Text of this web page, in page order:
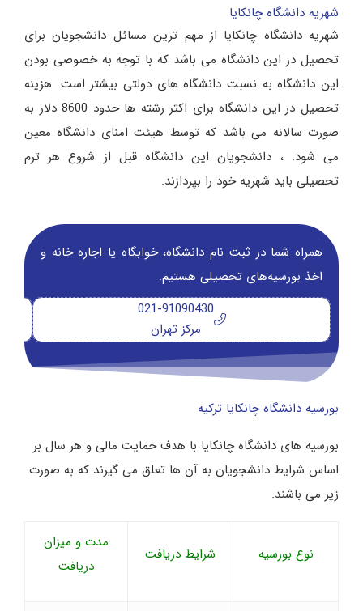
شهریه دانشگاه چانکایا
شهریه دانشگاه چانکایا از مهم ترین مسائل دانشجویان برای
تحصیل در این دانشگاه می باشد که با توجه به خصوصی بودن
این دانشگاه به نسبت دانشگاه های دولتی بیشتر است. هزینه
تحصیل در این دانشگاه برای اکثر رشته ها حدود 8600 دلار به
صورت سالانه می باشد که توسط هیئت امنای دانشگاه معین
می شود. ، دانشجویان این دانشگاه قبل از شروع هر ترم
تحصیلی باید شهریه خود را بپردازند.
همراه شما در ثبت نام دانشگاه‌، خوابگاه یا اجاره خانه و
اخذ بورسیه‌های تحصیلی هستیم.
021-91090430
مرکز تهران
بورسیه دانشگاه چانکایا ترکیه
بورسیه های دانشگاه چانکایا با هدف حمایت مالی و هر سال بر
اساس شرایط دانشجویان به آن ها تعلق می گیرند که به صورت
زیر می باشند.
نوع بورسیه شرایط دریافت
مدت و میزان
دریافت